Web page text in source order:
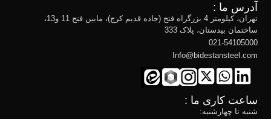
آدرس ما :
تهران، کیلومتر 4 بزرگراه فتح (جاده قدیم کرج)، مابین فتح 11 و13،
ساختمان بیدستان، پلاک 333
021-54105000
Info@bidestansteel.com
ساعت کاری ما :
شنبه تا چهارشنبه: